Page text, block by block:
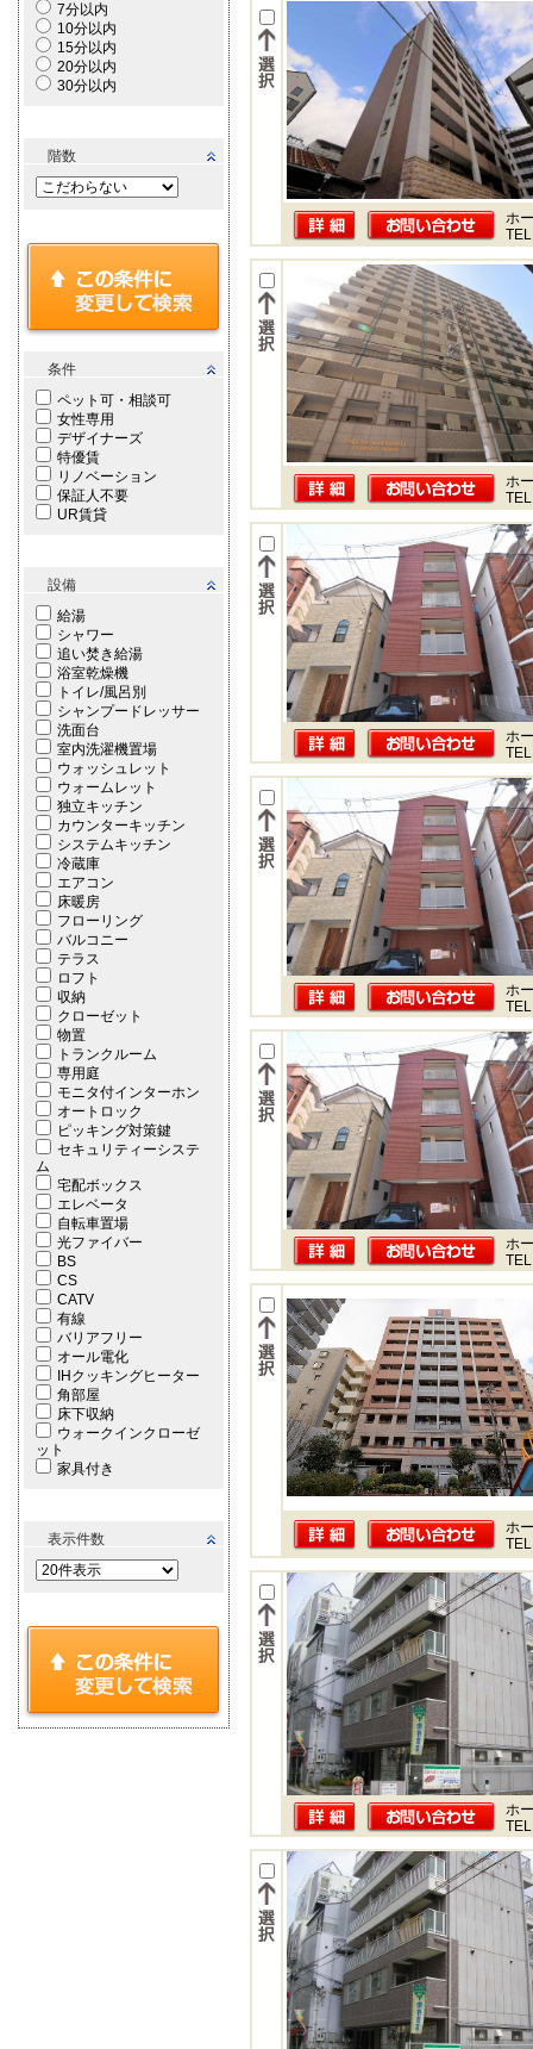
7分以内
10分以内
15分以内
20分以内
30分以内
階数
条件
ペット可・相談可
女性専用
デザイナーズ
特優賃
リノベーション
保証人不要
UR賃貸
設備
給湯
シャワー
追い焚き給湯
浴室乾燥機
トイレ/風呂別
シャンプードレッサー
洗面台
室内洗濯機置場
ウォッシュレット
ウォームレット
独立キッチン
カウンターキッチン
システムキッチン
冷蔵庫
エアコン
床暖房
フローリング
バルコニー
テラス
ロフト
収納
クローゼット
物置
トランクルーム
専用庭
モニタ付インターホン
オートロック
ピッキング対策鍵
セキュリティーシステ
ム
宅配ボックス
エレベータ
自転車置場
光ファイバー
BS
CS
CATV
有線
バリアフリー
オール電化
IHクッキングヒーター
角部屋
床下収納
ウォークインクローゼ
ット
家具付き
表示件数
ホ
ホ
ホ
ホ
ホ
ホ
ホ